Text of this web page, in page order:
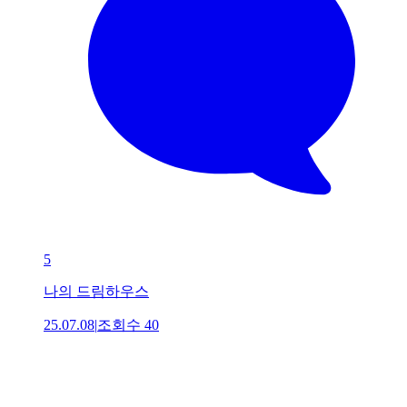
5
나의 드림하우스
25.07.08|조회수 40